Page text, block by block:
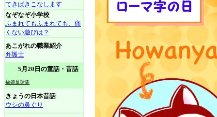
てきぱきこなします
なぞなぞ小学校
ふまれてもふまれても、痛
くない遊びは？
あこがれの職業紹介
弁護士
5月20日の童話・昔話
福娘童話集
きょうの日本昔話
ウシの鼻ぐり